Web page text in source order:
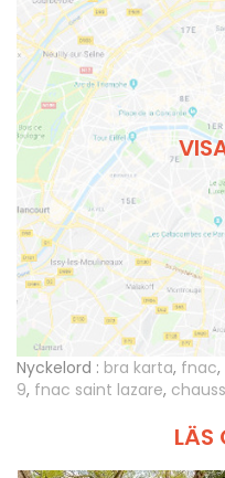
Nyckelord : bra karta, fnac,
9, fnac saint lazare,
LÄS